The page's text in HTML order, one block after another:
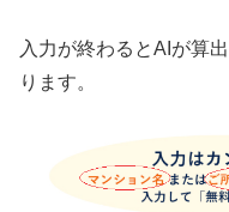
入力が終わるとAIが算
ります。